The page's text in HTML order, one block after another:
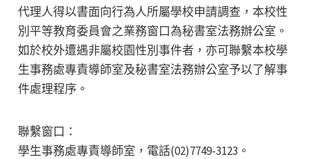
代理人得以書面向行為人所屬學校申請調查，本校性
別平等教育委員會之業務窗口為秘書室法務辦公室。
如於校外遭遇非屬校園性別事件者，亦可聯繫本校學
生事務處專責導師室及秘書室法務辦公室予以了解事
件處理程序。
聯繫窗口：
學生事務處專責導師室，電話(02)7749-3123。